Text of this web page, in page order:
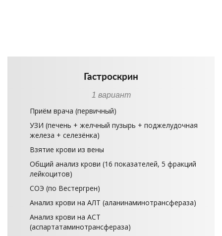
Гастроскрин
1 вариант
Приём врача (первичный)
УЗИ (печень + желчный пузырь + поджелудочная
железа + селезёнка)
Взятие крови из вены
Общий анализ крови (16 показателей, 5 фракций
лейкоцитов)
СОЭ (по Вестергрен)
Анализ крови на АЛТ (аланинаминотрансфераза)
Анализ крови на АСТ
(аспартатаминотрансфераза)